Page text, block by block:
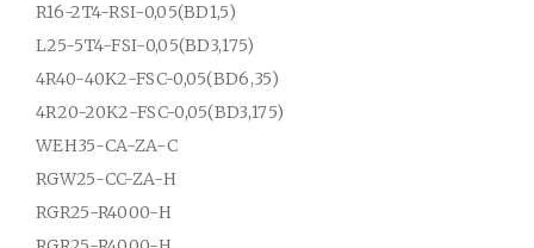
R16-2T4-RSI-0,05(BD1,5)
L25-5T4-FSI-0,05(BD3,175)
4R40-40K2-FSC-0,05(BD6,35)
4R20-20K2-FSC-0,05(BD3,175)
WEH35-CA-ZA-C
RGW25-CC-ZA-H
RGR25-R4000-H